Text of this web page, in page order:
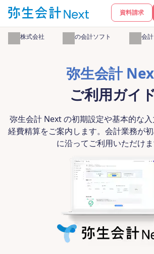
資料請求
弥生株式会社 弥生の会計ソフト 弥生会
弥生会計
ご利用ガイ
弥生会計 Next の初期設定や基本的な
経費精算をご案内します。会計業務が
に沿ってご利用いただけま